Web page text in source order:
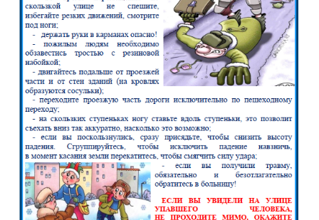
Реализация соц заказа
Напишите нам